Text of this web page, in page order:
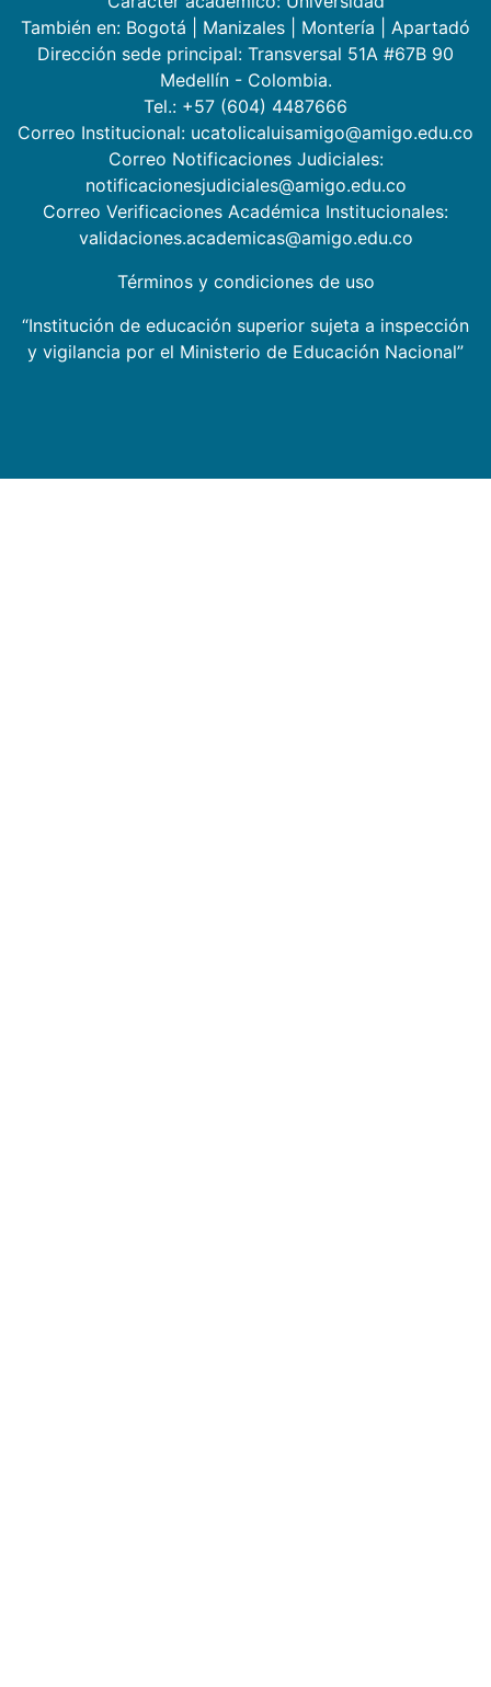
También en: Bogotá Manizales Montería
Apartadó
Dirección sede principal: Transversal 51A #67B 90
Medellín - Colombia.
Tel.: +57 (604) 4487666
Correo Institucional: ucatolicaluisamigo@amigo.edu.co
Correo Notificaciones Judiciales:
notificacionesjudiciales@amigo.edu.co
Correo Verificaciones Académica Institucionales:
validaciones.academicas@amigo.edu.co
Términos y condiciones de uso
“Institución de educación superior sujeta a inspección
y vigilancia por el Ministerio de Educación Nacional”